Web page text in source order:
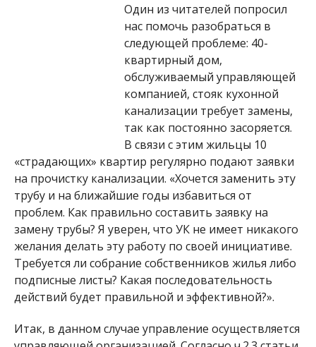
Один из читателей попросил
нас помочь разобраться в
следующей проблеме: 40-
квартирный дом,
обслуживаемый управляющей
компанией, стояк кухонной
канализации требует замены,
так как постоянно засоряется.
В связи с этим жильцы 10
«страдающих» квартир регулярно подают заявки
на прочистку канализации. «Хочется заменить эту
трубу и на ближайшие годы избавиться от
проблем. Как правильно составить заявку на
замену трубы? Я уверен, что УК не имеет никакого
желания делать эту работу по своей инициативе.
Требуется ли собрание собственников жилья либо
подписные листы? Какая последовательность
действий будет правильной и эффективной?».
Итак, в данном случае управление осуществляется